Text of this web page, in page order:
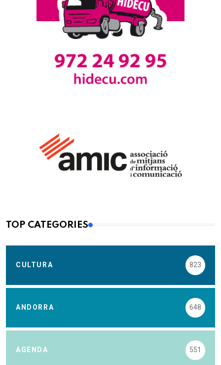
TOP CATEGORIES
CULTURA 823
ANDORRA 648
AGENDA 551